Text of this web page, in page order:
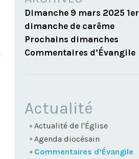
Dimanche 9 mars 2025 1er
dimanche de carême
Prochains dimanches
Commentaires d’Évangile
NAVIGATION
Actualité
Actualité de l'Église
Agenda diocésain
Commentaires d’Évangile